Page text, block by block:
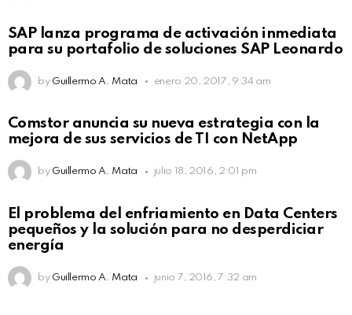
SAP lanza programa de activación inmediata
para su portafolio de soluciones SAP Leonardo
by Guillermo A. Mata enero 20, 2017, 9:34 am
Comstor anuncia su nueva estrategia con la
mejora de sus servicios de TI con NetApp
by Guillermo A. Mata julio 18, 2016, 2:01 pm
El problema del enfriamiento en Data Centers
pequeños y la solución para no desperdiciar
energía
by Guillermo A. Mata junio 7, 2016, 7:32 am